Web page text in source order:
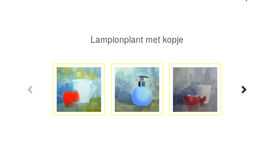
Lampionplant met kopje